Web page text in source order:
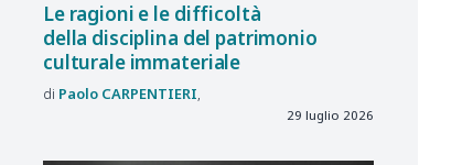
Le ragioni e le difficoltà
della disciplina del patrimonio
culturale immateriale
Paolo CARPENTIERI
29 luglio 2026